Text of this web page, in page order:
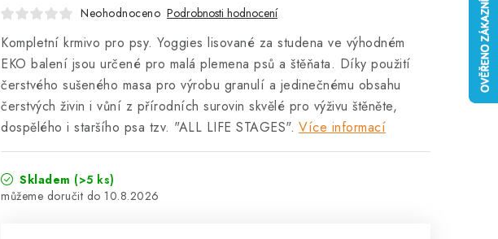
Neohodnoceno Podrobnosti hodnocení
Kompletní krmivo pro psy. Yoggies lisované za studena ve výhodném
EKO balení jsou určené pro malá plemena psů a štěňata. Díky použití
čerstvého sušeného masa pro výrobu granulí a jedinečnému obsahu
čerstvých živin i vůní z přírodních surovin skvělé pro výživu štěněte,
dospělého i staršího psa tzv. "ALL LIFE STAGES". Více informací
Skladem (>5 ks)
10.8.2026